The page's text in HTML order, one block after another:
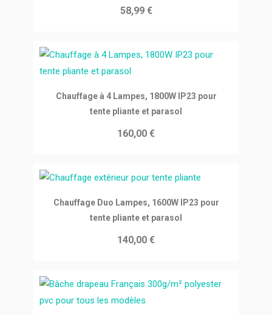
58,99 €
Ajouter au panier
Chauffage à 4 Lampes, 1800W IP23 pour
tente pliante et parasol
160,00 €
Ajouter au panier
Chauffage Duo Lampes, 1600W IP23 pour
tente pliante et parasol
140,00 €